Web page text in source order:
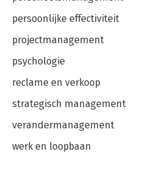
persoonlijke effectiviteit
projectmanagement
psychologie
reclame en verkoop
strategisch management
verandermanagement
werk en loopbaan